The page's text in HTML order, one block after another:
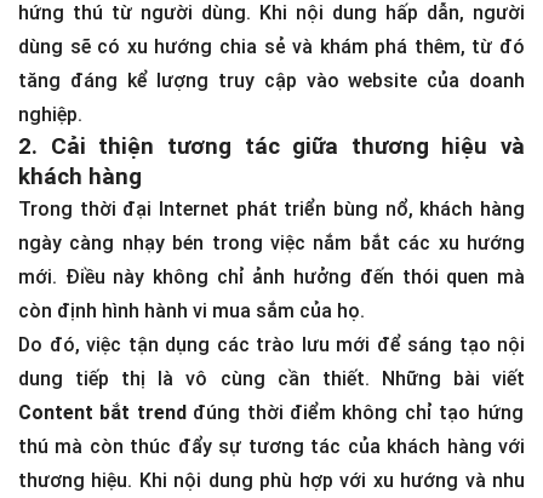
hứng thú từ người dùng. Khi nội dung hấp dẫn, người
dùng sẽ có xu hướng chia sẻ và khám phá thêm, từ đó
tăng đáng kể lượng truy cập vào website của doanh
nghiệp.
2. Cải thiện tương tác giữa thương hiệu và
khách hàng
Trong thời đại Internet phát triển bùng nổ, khách hàng
ngày càng nhạy bén trong việc nắm bắt các xu hướng
mới. Điều này không chỉ ảnh hưởng đến thói quen mà
còn định hình hành vi mua sắm của họ.
Do đó, việc tận dụng các trào lưu mới để sáng tạo nội
dung tiếp thị là vô cùng cần thiết. Những bài viết
Content bắt trend đúng thời điểm không chỉ tạo hứng
thú mà còn thúc đẩy sự tương tác của khách hàng với
thương hiệu. Khi nội dung phù hợp với xu hướng và nhu